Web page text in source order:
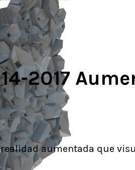
2017
realidad aumentada que